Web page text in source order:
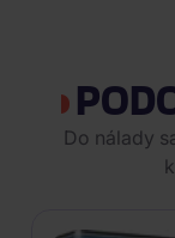
Do nálady